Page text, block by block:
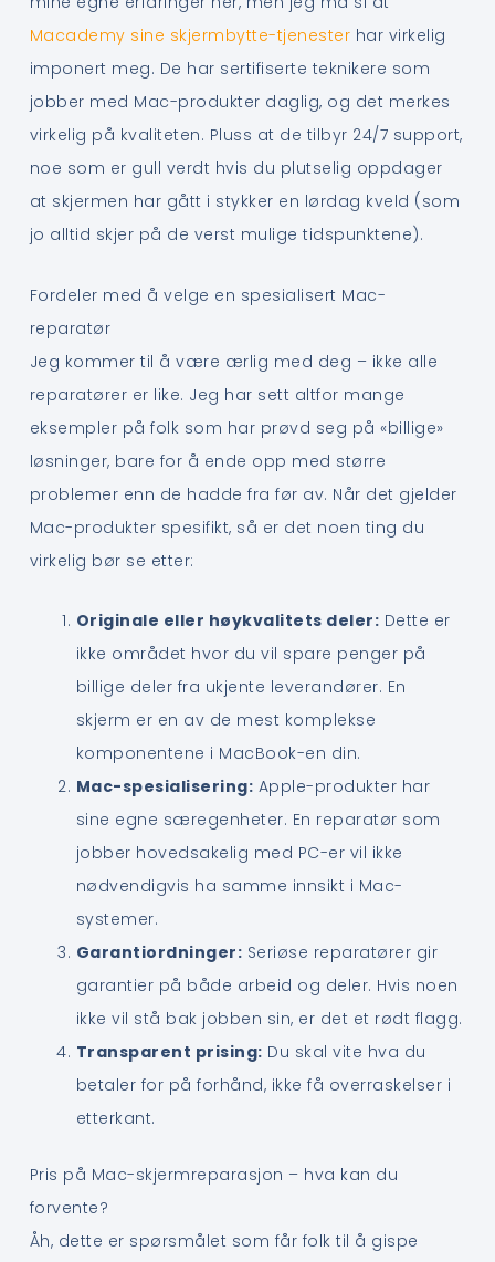
Macademy sine skjermbytte-tjenester har virkelig
imponert meg. De har sertifiserte teknikere som
jobber med Mac-produkter daglig, og det merkes
virkelig på kvaliteten. Pluss at de tilbyr 24/7 support,
noe som er gull verdt hvis du plutselig oppdager
at skjermen har gått i stykker en lørdag kveld (som
jo alltid skjer på de verst mulige tidspunktene).
Fordeler med å velge en spesialisert Mac-
reparatør
Jeg kommer til å være ærlig med deg – ikke alle
reparatører er like. Jeg har sett altfor mange
eksempler på folk som har prøvd seg på «billige»
løsninger, bare for å ende opp med større
problemer enn de hadde fra før av. Når det gjelder
Mac-produkter spesifikt, så er det noen ting du
virkelig bør se etter:
Originale eller høykvalitets deler: Dette er
ikke området hvor du vil spare penger på
billige deler fra ukjente leverandører. En
skjerm er en av de mest komplekse
komponentene i MacBook-en din.
Mac-spesialisering: Apple-produkter har
sine egne særegenheter. En reparatør som
jobber hovedsakelig med PC-er vil ikke
nødvendigvis ha samme innsikt i Mac-
systemer.
Garantiordninger: Seriøse reparatører gir
garantier på både arbeid og deler. Hvis noen
ikke vil stå bak jobben sin, er det et rødt flagg.
Transparent prising: Du skal vite hva du
betaler for på forhånd, ikke få overraskelser i
etterkant.
Pris på Mac-skjermreparasjon – hva kan du
forvente?
Åh, dette er spørsmålet som får folk til å gispe